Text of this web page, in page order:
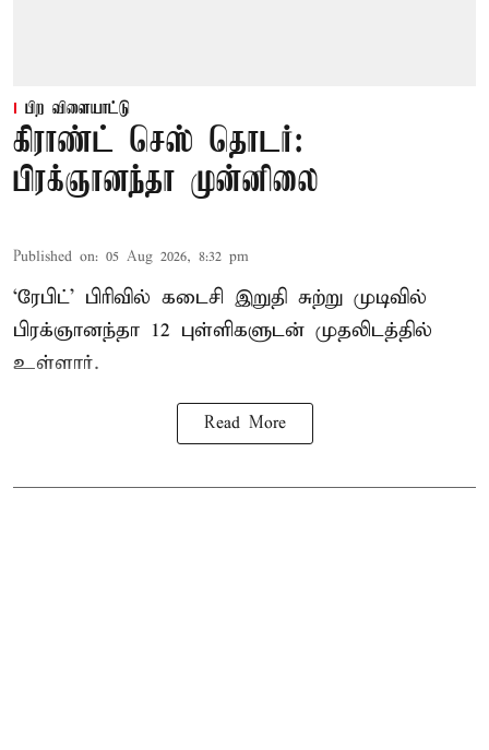
பிற விளையாட்டு
கிராண்ட் செஸ் தொடர்:
பிரக்ஞானந்தா முன்னிலை
Published on: 05 Aug 2026, 8:32 pm
‘ரேபிட்’ பிரிவில் கடைசி இறுதி சுற்று முடிவில்
பிரக்ஞானந்தா 12 புள்ளிகளுடன் முதலிடத்தில்
உள்ளார்.
Read More